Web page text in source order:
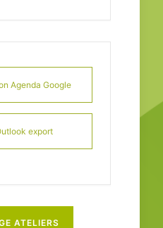
Agenda Google
export
ATELIERS